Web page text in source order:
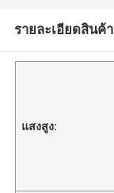
รายละเอียดสินค้า
แสงสูง: